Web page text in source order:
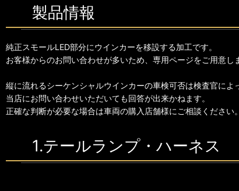
製品情報
純正スモールLED部分にウインカーを移設する加工です。
お客様からのお問い合わせが多いため、専用ページをご用意し
縦に流れるシーケンシャルウインカーの車検可否は検査官によ
当店にお問い合わせいただいても回答が出来かねます。
正確な判断が必要な場合は車両の購入店舗様にご相談ください。
1.テールランプ・ハーネス